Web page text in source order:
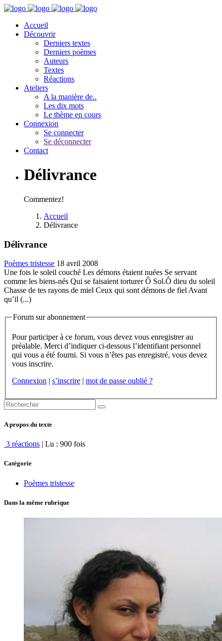
Accueil
Découvrir
Derniers textes
Derniers poèmes
Auteurs
Textes
Réactions
Ateliers
A la manière de..
Les dix mots
Le thème en cours
Connexion
Se connecter
Se déconnecter
Contact
Délivrance
Commentez!
Accueil
Délivrance
Délivrance
Poèmes tristesse 18 avril 2008
Une fois le soleil couché Les démons étaient nuées Se servant
comme les biens-nés Qui se faisaient torturer Ô Sol.Ô dieu du soleil
Chasse de tes rayons de miel Ceux qui sont démons de fiel Avant
qu’il (...)
Forum sur abonnement
Pour participer à ce forum, vous devez vous enregistrer au
préalable. Merci d’indiquer ci-dessous l’identifiant personnel
qui vous a été fourni. Si vous n’êtes pas enregistré, vous devez
vous inscrire.
Connexion | s’inscrire | mot de passe oublié ?
A propos du texte
3 réactions | Lu : 900 fois
Catégorie
Poèmes tristesse
Dans la même rubrique